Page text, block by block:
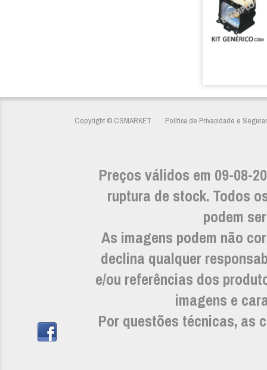
Copyright © CSMARKET Política de Privacidade e
Preços válidos em 09-08-
ruptura de stock. Todos
podem
As imagens podem não
declina qualquer
e/ou referências dos
imagens e
Por questões técnicas, as